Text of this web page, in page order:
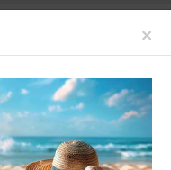
Sportsuche
×